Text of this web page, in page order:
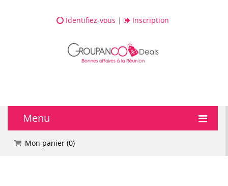
Identifiez-vous | Inscription
Menu
🔥 DEALS
Mon panier (0)